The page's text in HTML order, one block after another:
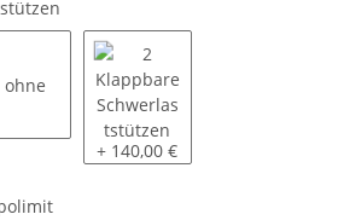
2 Klappbare Schwerlaststützen
+ 140,00 €